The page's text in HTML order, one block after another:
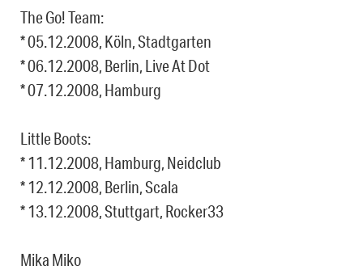
The Go! Team:
* 05.12.2008, Köln, Stadtgarten
* 06.12.2008, Berlin, Live At Dot
* 07.12.2008, Hamburg
Little Boots:
* 11.12.2008, Hamburg, Neidclub
* 12.12.2008, Berlin, Scala
* 13.12.2008, Stuttgart, Rocker33
Mika Miko